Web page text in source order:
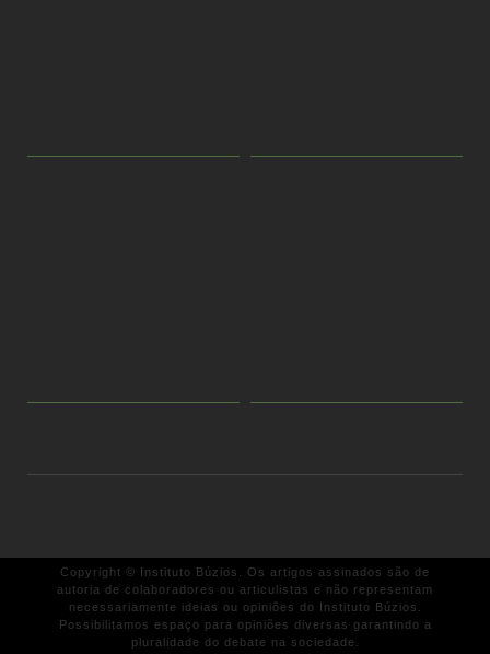
Copyright © Instituto Búzios. Os artigos assinados são de
autoria de colaboradores ou articulistas e não representam
necessariamente ideias ou opiniões do Instituto Búzios.
Possibilitamos espaço para opiniões diversas garantindo a
pluralidade do debate na sociedade.